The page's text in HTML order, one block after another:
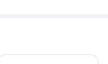
작 시간'은 픽업 시간과 다릅니다.